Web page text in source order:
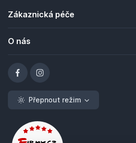
Zákaznická péče
O nás
Přepnout režim